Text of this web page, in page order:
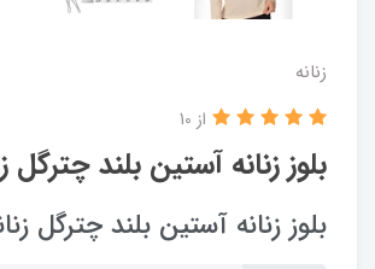
زنانه
بلوز زنانه آستین بلند چترگل
از 10
بلوز زنانه آستین بلند چترگل